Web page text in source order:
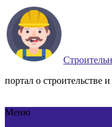
портал о строительстве
Меню